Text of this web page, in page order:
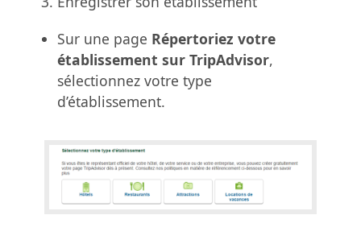
Sur une page Répertoriez votre
établissement sur TripAdvisor,
sélectionnez votre type
d’établissement.